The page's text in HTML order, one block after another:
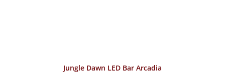
Jungle Dawn LED Bar Arcadia